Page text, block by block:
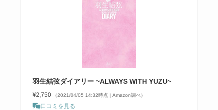
羽生結弦ダイアリー ~ALWAYS WITH YUZU~
¥2,750 （2021/04/05 14:32時点 | Amazon調べ）
口コミを見る